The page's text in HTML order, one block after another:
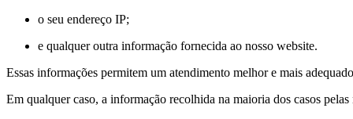
o seu endereço IP;
e qualquer outra informação fornecida ao nosso website.
Essas informações permitem um atendimento melhor e mais
Em qualquer caso, a informação recolhida na maioria dos casos